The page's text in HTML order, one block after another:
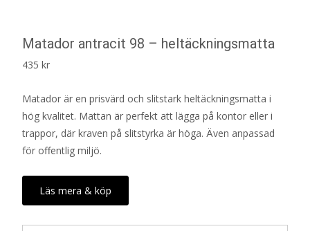
Matador antracit 98 – heltäckningsmatta
435 kr
Matador är en prisvärd och slitstark heltäckningsmatta i
hög kvalitet. Mattan är perfekt att lägga på kontor eller i
trappor, där kraven på slitstyrka är höga. Även anpassad
för offentlig miljö.
Läs mera & köp